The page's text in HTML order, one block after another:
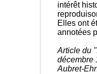
intérêt
Elles ont
annotées
Article du
décembre
Aubret-